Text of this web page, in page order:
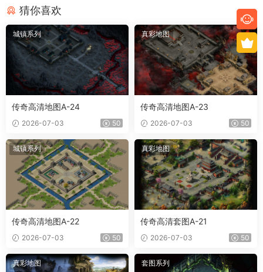
猜你喜欢
城镇系列
传奇高清地图A-24
2026-07-03 50
真彩地图
传奇高清地图A-23
2026-07-03 50
城镇系列
传奇高清地图A-22
2026-07-03 50
真彩地图
传奇高清套图A-21
2026-07-03 50
真彩地图 套图系列